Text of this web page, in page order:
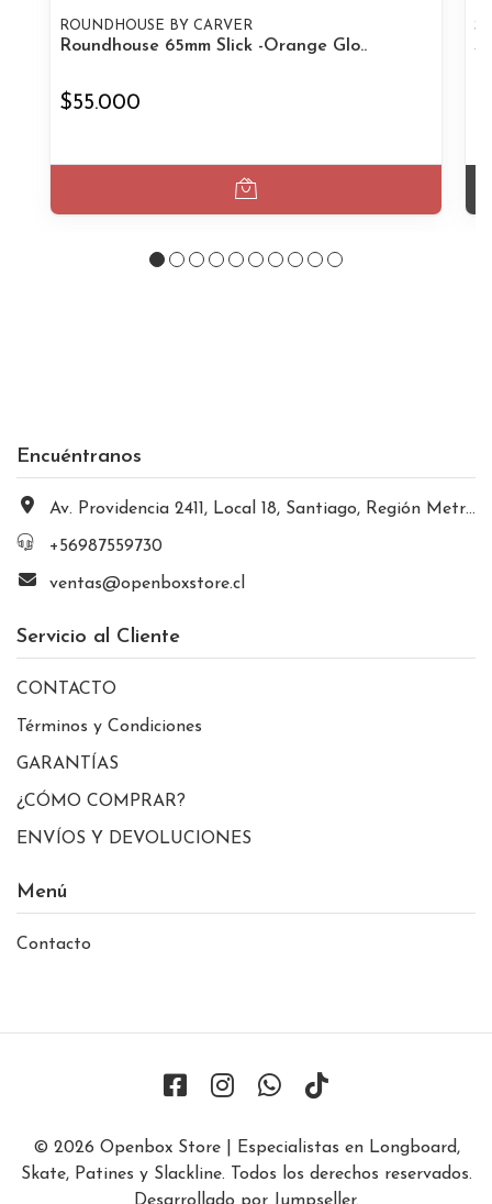
ROUNDHOUSE BY CARVER
Roundhouse 65mm Slick -Orange Glo..
$55.000
Encuéntranos
Av. Providencia 2411, Local 18, Santiago, Región Metropolitana, Chile
+56987559730
ventas@openboxstore.cl
Servicio al Cliente
CONTACTO
Términos y Condiciones
GARANTÍAS
¿CÓMO COMPRAR?
ENVÍOS Y DEVOLUCIONES
Menú
Contacto
© 2026 Openbox Store | Especialistas en Longboard,
Skate, Patines y Slackline. Todos los derechos reservados.
Desarrollado por Jumpseller.